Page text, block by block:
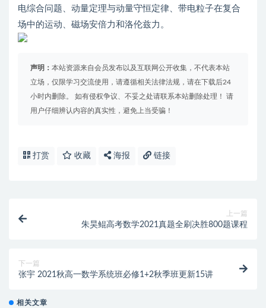
电综合问题、动量定理与动量守恒定律、带电粒子在复合
场中的运动、磁场安倍力和洛伦兹力。
声明： 本站资源来自会员发布以及互联网公开收集，不代表本站
立场，仅限学习交流使用，请遵循相关法律法规，请在下载后24
小时内删除。 如有侵权争议、不妥之处请联系本站删除处理！ 请
用户仔细辨认内容的真实性，避免上当受骗！
打赏 收藏 海报 链接
上一篇
朱昊鲲高考数学2021真题全刷决胜800题课程
下一篇
张宇 2021秋高一数学系统班必修1+2秋季班更新15讲
相关文章